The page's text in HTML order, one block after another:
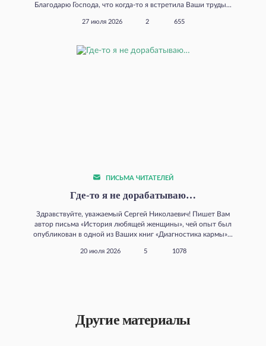
Благодарю Господа, что когда‑то я встретила Ваши труды...
27 июля 2026 2 655
ПИСЬМА ЧИТАТЕЛЕЙ
Где‑то я не дорабатываю…
Здравствуйте, уважаемый Сергей Николаевич! Пишет Вам
автор письма «История любящей женщины», чей опыт был
опубликован в одной из Ваших книг «Диагностика кармы»...
20 июля 2026 5 1078
Другие материалы